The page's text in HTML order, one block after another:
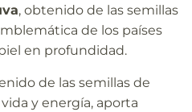
, obtenido de las semillas
de los países
en profundidad.
de las semillas de
y energía, aporta